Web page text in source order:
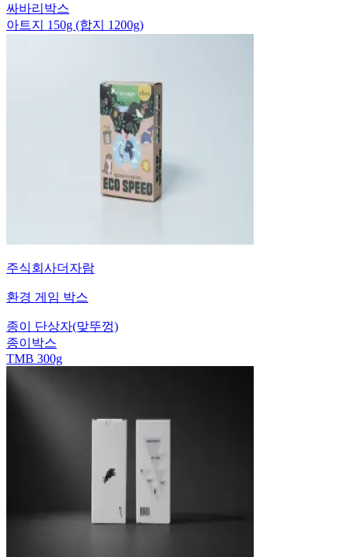
싸바리박스
아트지 150g (합지 1200g)
주식회사더자람
환경 게임 박스
종이 단상자(맞뚜껑)
종이박스
TMB 300g